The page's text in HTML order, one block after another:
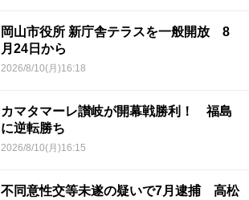
岡山市役所 新庁舎テラスを一般開放 8
月24日から
2026/8/10(月)16:18
カマタマーレ讃岐が開幕戦勝利！ 福島
に逆転勝ち
2026/8/10(月)16:15
不同意性交等未遂の疑いで7月逮捕 高松